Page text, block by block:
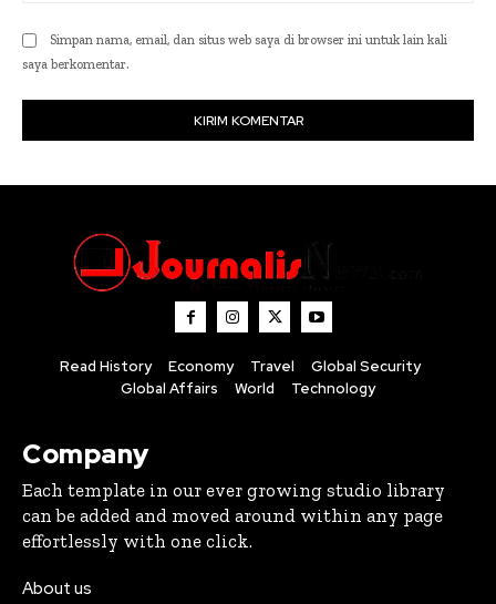
Simpan nama, email, dan situs web saya di browser ini untuk lain kali
saya berkomentar.
Read History Economy Travel
Global Security
Global Affairs
World Technology
Company
Each template in our ever growing studio library
can be added and moved around within any page
effortlessly with one click.
About us